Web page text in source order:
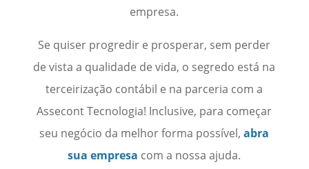
empresa.
Se quiser progredir e prosperar, sem perder
de vista a qualidade de vida, o segredo está na
terceirização contábil e na parceria com a
Assecont Tecnologia! Inclusive, para começar
seu negócio da melhor forma possível,abra
sua empresa com a nossa ajuda.